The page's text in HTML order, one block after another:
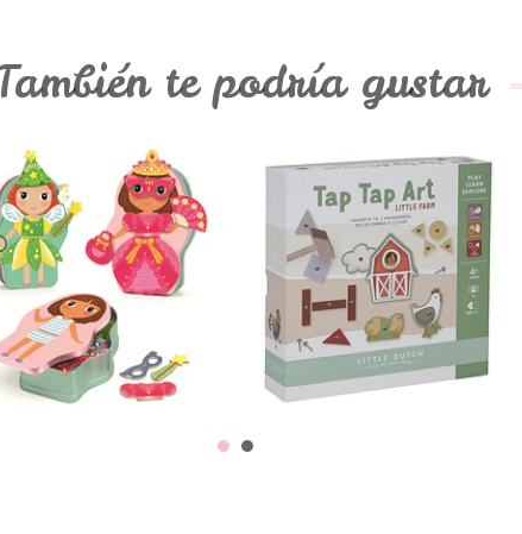
te podría gustar
- Jogo
Magnético
€21,90
Conjunto de
Arte - Tap Tap
€17,95